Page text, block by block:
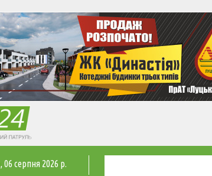
, 06 серпня 2026 р.